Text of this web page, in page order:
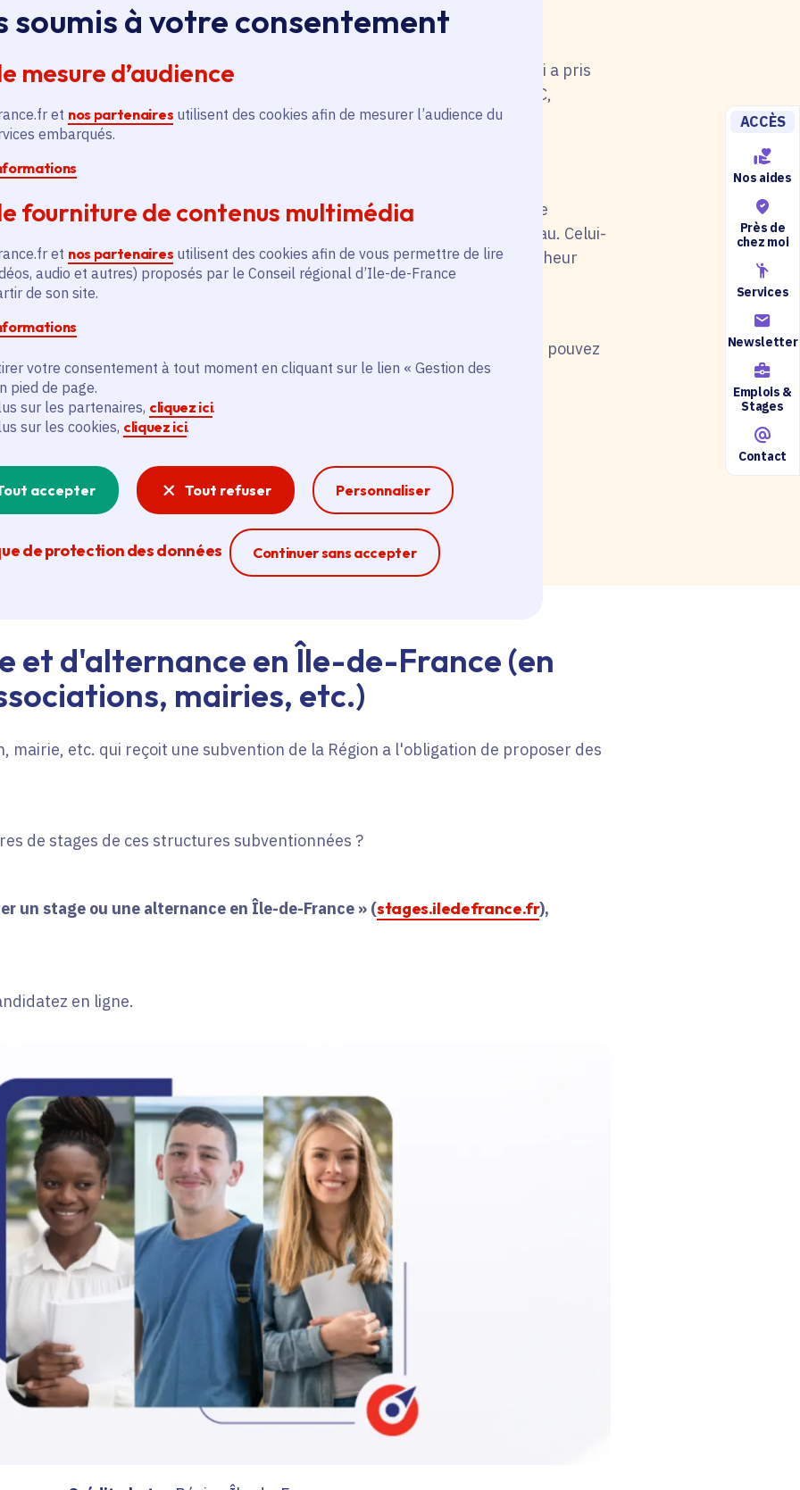
soumis à votre consentement
mesure d’audience
et nos partenaires utilisent des cookies afin de mesurer l’audience du
embarqués.
fourniture de contenus multimédia
et nos partenaires utilisent des cookies afin de vous permettre de lire
audio et autres) proposés par le Conseil régional d’Ile-de-France
de son site.
votre consentement à tout moment en cliquant sur le lien « Gestion des
pied de page.
sur les partenaires, cliquez ici.
sur les cookies, cliquez ici.
accepter Tout refuser Personnaliser
de protection des données Continuer sans accepter
Ferme la modale
ACCÈS
Nos aides
Près de
chez moi
Services
Newsletter
Emplois &
Stages
Contact
apprentissage, stage
sur le bouton « Liste d'offres » pour qu'il soit en rouge. Une anomalie
aussitôt en haut de page. Redescendez au niveau du tableau. Celui-ci a pris
alors faire une recherche par catégorie (emploi de catégorie A/B/C,
filière et département (75, 77, 78, 91, 92, 93, 94, 95).
sur le bouton « Candidature spontanée » pour qu'il soit en rouge. Une
remontez aussitôt en haut de page. Redescendez au niveau du tableau. Celui-
Vous pouvez alors sélectionner siège ou lycées et votre situation (chercheur
publique ou non, apprenti, stagiaire) et candidatez.
d'emploi au siège de la Région ou dans les lycées, avant de postuler, vous pouvez
nos agents Ambassadeurs.Plus d'infos.
technique ?
technique, écrivez-nous en utilisant le formulaire accessible ici.
et d'alternance en Île-de-France (en
mairies, etc.)
mairie, etc. qui reçoit une subvention de la Région a l'obligation de proposer des
de stages de ces structures subventionnées ?
un stage ou une alternance en Île-de-France » (stages.iledefrance.fr),
en ligne.